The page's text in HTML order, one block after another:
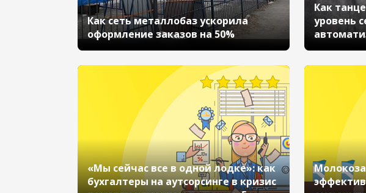
Как сеть металлобаз ускорила
оформление заказов на 50%
Как
уровень
«Мы сейчас все в одной лодке»: как
бухгалтеры на аутсорсинге в кризис